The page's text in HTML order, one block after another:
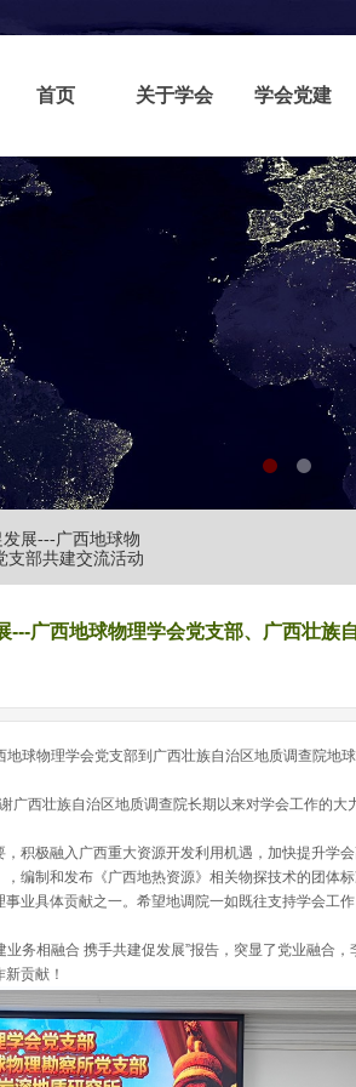
首页 关于学会 学会党建
展---广西地球物
支部共建交流活动
---广西地球物理学会党支部、广西壮
物理学会党支部到广西壮族自治区地质调查院地
西壮族自治区地质调查院长期以来对学会工作的大
积极融入广西重大资源开发利用机遇，加快提升学
编制和发布《广西地热资源》相关物探技术的团体
业具体贡献之一。希望地调院一如既往支持学会工
相融合 携手共建促发展”报告，突显了党业融合，
贡献！